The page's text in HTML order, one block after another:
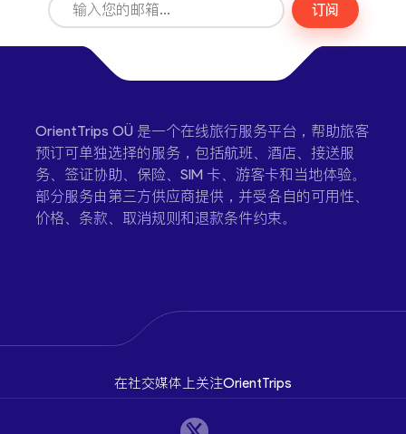
订阅
OrientTrips OÜ 是一个在线旅行服务平台，帮助旅客
预订可单独选择的服务，包括航班、酒店、接送服
务、签证协助、保险、SIM 卡、游客卡和当地体验。
部分服务由第三方供应商提供，并受各自的可用性、
价格、条款、取消规则和退款条件约束。
在社交媒体上关注OrientTrips